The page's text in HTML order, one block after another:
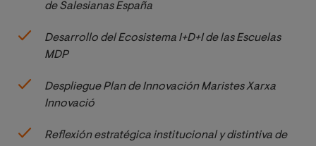
de Salesianas España
Desarrollo del Ecosistema I+D+I de las Escuelas
MDP
Despliegue Plan de Innovación Maristes Xarxa
Innovació
Reflexión estratégica institucional y distintiva de